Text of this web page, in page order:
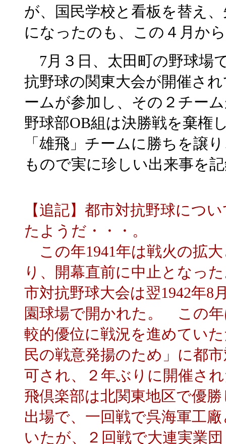
が、国民学校と看板を替え
になったのも、この４月か
7月３日、太田町の野球場
抗野球の関東大会が開催さ
ームが参加し、その２チー
野球部OB組は決勝戦を棄権
「雄飛」チームに勝ちを譲
もので実に珍しい出来事を
【追記】都市対抗野球につ
たようだ・・・。
この年1941年は戦火の拡
り、開幕直前に中止となっ
市対抗野球大会は翌1942年8
園球場で開かれた。 この
較的優位に戦況を進めてい
民の戦意発揚のため」に都
可され、２年ぶりに開催さ
飛倶楽部は北関東地区で優
出場で、一回戦で呉海軍工
いたが、２回戦で大連実業